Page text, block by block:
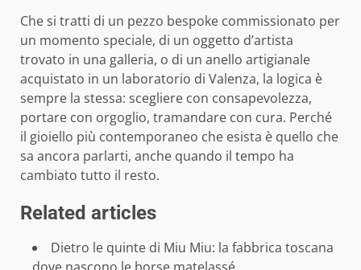
Che si tratti di un pezzo bespoke commissionato per
un momento speciale, di un oggetto d’artista
trovato in una galleria, o di un anello artigianale
acquistato in un laboratorio di Valenza, la logica è
sempre la stessa: scegliere con consapevolezza,
portare con orgoglio, tramandare con cura. Perché
il gioiello più contemporaneo che esista è quello che
sa ancora parlarti, anche quando il tempo ha
cambiato tutto il resto.
Related articles
Dietro le quinte di Miu Miu: la fabbrica toscana